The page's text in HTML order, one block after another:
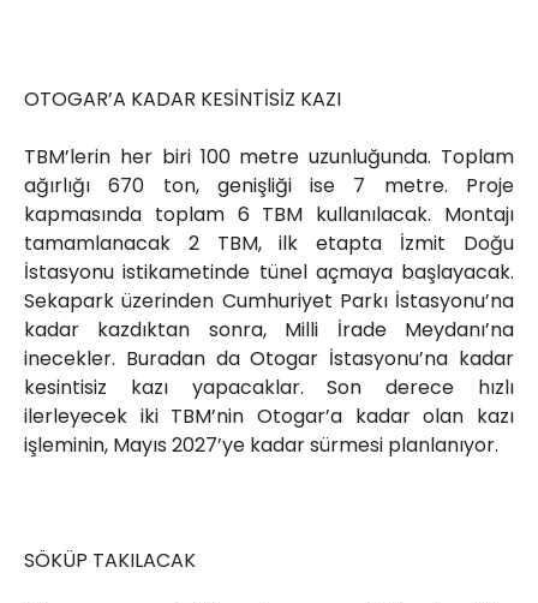
OTOGAR’A KADAR KESİNTİSİZ KAZI
TBM’lerin her biri 100 metre uzunluğunda. Toplam
ağırlığı 670 ton, genişliği ise 7 metre. Proje
kapmasında toplam 6 TBM kullanılacak. Montajı
tamamlanacak 2 TBM, ilk etapta İzmit Doğu
İstasyonu istikametinde tünel açmaya başlayacak.
Sekapark üzerinden Cumhuriyet Parkı İstasyonu’na
kadar kazdıktan sonra, Milli İrade Meydanı’na
inecekler. Buradan da Otogar İstasyonu’na kadar
kesintisiz kazı yapacaklar. Son derece hızlı
ilerleyecek iki TBM’nin Otogar’a kadar olan kazı
işleminin, Mayıs 2027’ye kadar sürmesi planlanıyor.
SÖKÜP TAKILACAK